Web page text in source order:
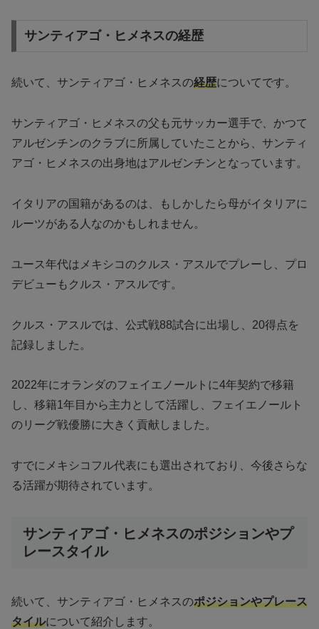
サンティアゴ・ヒメネスの経歴
続いて、サンティアゴ・ヒメネスの経歴についてです。
サンティアゴ・ヒメネスの父も元サッカー選手で、かつて
アルゼンチンのクラブに所属していたことから、サンティ
アゴ・ヒメネスの出身地はアルゼンチンとなっています。
イタリアの国籍があるのは、もしかしたら母がイタリアに
ルーツがある人なのかもしれません。
ユース年代はメキシコのクルス・アスルでプレーし、プロ
デビューもクルス・アスルです。
クルス・アスルでは、公式戦88試合に出場し、20得点を
記録しました。
2022年にオランダのフェイエノールトに4年契約で移籍
し、移籍1年目から主力として活躍し、フェイエノールト
のリーグ戦優勝に大きく貢献しました。
すでにメキシコフル代表にも選出されており、今後さらな
る活躍が期待されています。
サンティアゴ・ヒメネスのポジションやプ
レースタイル
続いて、サンティアゴ・ヒメネスのポジションやプレース
タイルについて紹介します。